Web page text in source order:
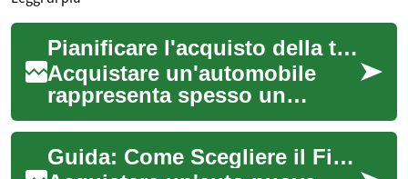
Pianificare l'acquisto della tua vettura con pagamenti dilazionati
Acquistare un'automobile
rappresenta spesso un
investimento significativo e
per molte persone, i
pagamenti dilazionat...
Guida: Come Scegliere il Finanziamento per la Tua Auto